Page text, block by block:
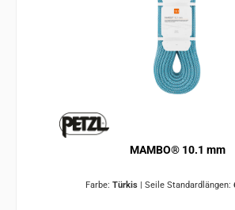
MAMBO® 10.1 mm
Farbe: Türkis | Seile Standardlängen: